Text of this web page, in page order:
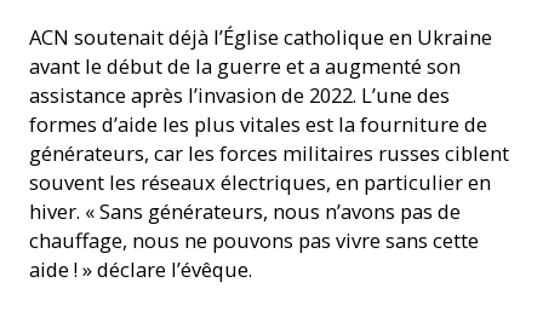
ACN soutenait déjà l’Église catholique en Ukraine
avant le début de la guerre et a augmenté son
assistance après l’invasion de 2022. L’une des
formes d’aide les plus vitales est la fourniture de
générateurs, car les forces militaires russes ciblent
souvent les réseaux électriques, en particulier en
hiver. « Sans générateurs, nous n’avons pas de
chauffage, nous ne pouvons pas vivre sans cette
aide ! » déclare l’évêque.
besoin à Zaporizhzhya, en Ukraine (© ACN)